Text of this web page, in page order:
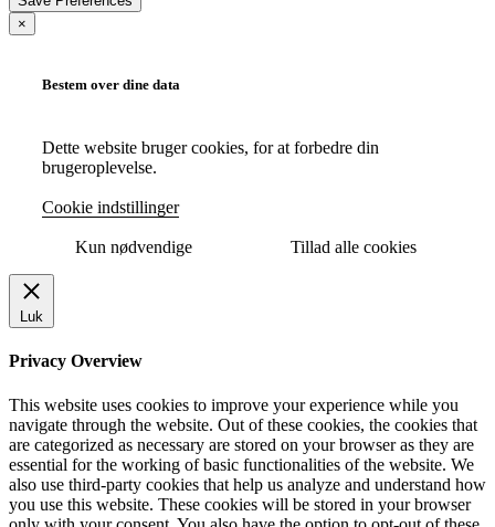
×
Bestem over dine data
Dette website bruger cookies, for at forbedre din
brugeroplevelse.
Cookie indstillinger
Kun nødvendige Tillad alle cookies
Luk
Privacy Overview
This website uses cookies to improve your experience while you
navigate through the website. Out of these cookies, the cookies that
are categorized as necessary are stored on your browser as they are
essential for the working of basic functionalities of the website. We
also use third-party cookies that help us analyze and understand how
you use this website. These cookies will be stored in your browser